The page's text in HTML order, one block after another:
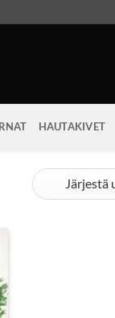
HAUTAKIVET